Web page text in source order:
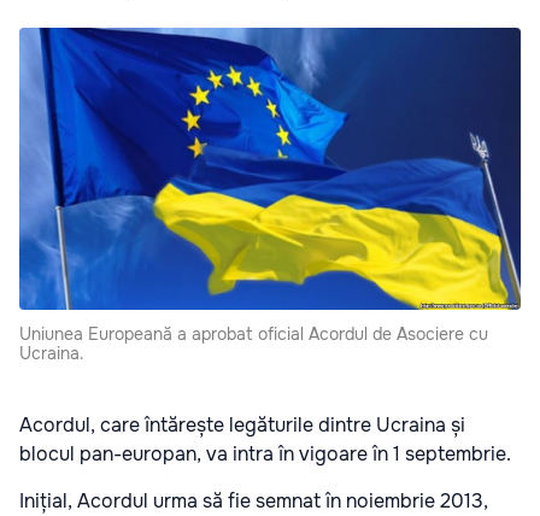
Uniunea Europeană a aprobat oficial Acordul de Asociere cu
Ucraina.
Acordul, care întărește legăturile dintre Ucraina și
blocul pan-europan, va intra în vigoare în 1 septembrie.
Inițial, Acordul urma să fie semnat în noiembrie 2013,